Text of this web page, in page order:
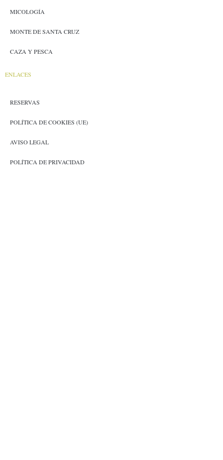
MICOLOGÍA
MONTE DE SANTA CRUZ
CAZA Y PESCA
ENLACES
RESERVAS
POLÍTICA DE COOKIES (UE)
AVISO LEGAL
POLÍTICA DE PRIVACIDAD